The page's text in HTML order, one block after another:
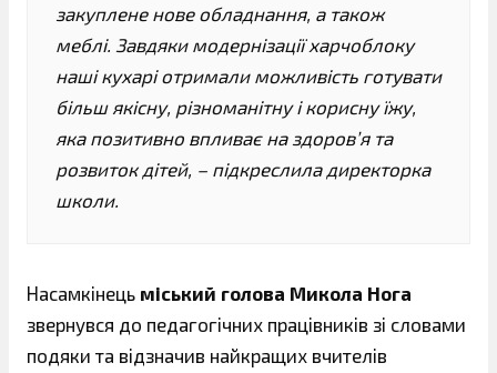
закуплене нове обладнання, а також
меблі. Завдяки модернізації харчоблоку
наші кухарі отримали можливість готувати
більш якісну, різноманітну і корисну їжу,
яка позитивно впливає на здоров’я та
розвиток дітей, – підкреслила директорка
школи.
Насамкінець міський голова Микола Нога
звернувся до педагогічних працівників зі словами
подяки та відзначив найкращих вчителів